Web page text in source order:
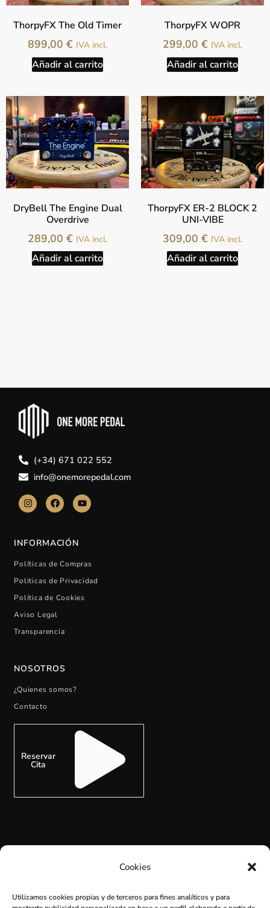
Cookies
Utilizamos cookies propias y de terceros para fines analíticos y para
ThorpyFX The Old Timer
899,00 € IVA incl.
Añadir al carrito
ThorpyFX WOPR
299,00 € IVA incl.
Añadir al carrito
DryBell The Engine Dual
Overdrive
289,00 € IVA incl.
Añadir al carrito
ThorpyFX ER-2 BLOCK 2
UNI-VIBE
309,00 € IVA incl.
Añadir al carrito
(+34) 671 022 552
info@onemorepedal.com
INFORMACIÓN
Políticas de Compras
Politicas de Privacidad
Política de Cookies
Aviso Legal
Transparencia
NOSOTROS
¿Quienes somos?
Contacto
Reservar
Cita